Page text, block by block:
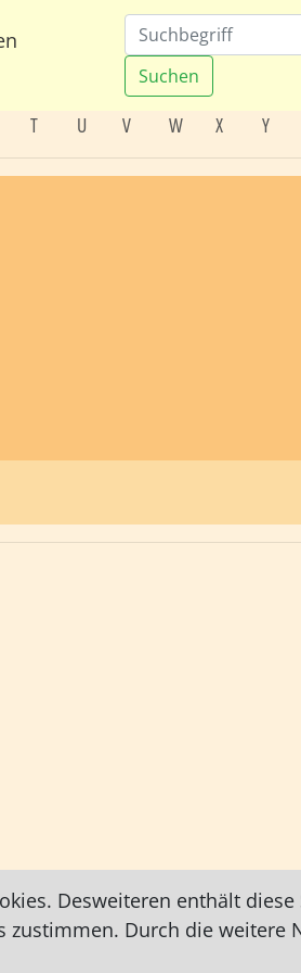
Suchen
T U V W X Y
Desweiteren enthält diese
zustimmen. Durch die weitere